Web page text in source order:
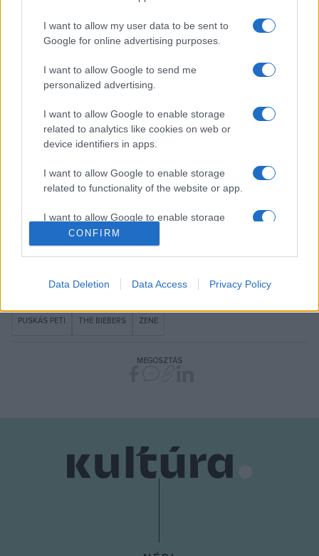
I want to allow my user data to be sent to
Google for online advertising purposes.
I want to allow Google to send me
personalized advertising.
I want to allow Google to enable storage
related to analytics like cookies on web or
device identifiers in apps.
I want to allow Google to enable storage
related to functionality of the website or app.
I want to allow Google to enable storage
related to personalization.
related to security, including authentication
functionality and fraud prevention, and other
CONFIRM
Data Deletion Data Access Privacy Policy
Este a Chache Rom és a Fund Művészeti Iskola táncosai,
valamint a Romengo Együttes lép színpadra a
magyarországi roma folk egyik legrangosabb
együtteseként.
Nyitókép: Punnany Massif. Fotó: Zsolnay Örökségkezelő
Nonprofit Kft.
PÉCSI TUDOMÁNYEGYETEM PROGRAM PUNNANY MASSIF
PUSKÁS PETI THE BIEBERS ZENE
MEGOSZTÁS